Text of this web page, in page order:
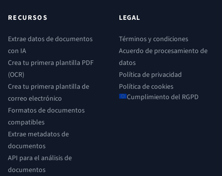
RECURSOS
Extrae datos de documentos
con IA
Crea tu primera plantilla PDF
(OCR)
Crea tu primera plantilla de
correo electrónico
Formatos de documentos
compatibles
Extrae metadatos de
documentos
API para el análisis de
documentos
LEGAL
Términos y condiciones
Acuerdo de procesamiento de
datos
Política de privacidad
Política de cookies
Cumplimiento del RGPD